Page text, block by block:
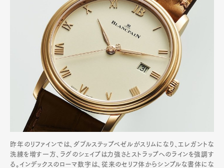
昨年のリファインでは、ダブルステップベゼルがスリムになり、エレガントな
洗練を増す一方、ラグのシェイプは力強さとストラップへのラインを強調す
る。インデックスのローマ数字は、従来のセリフ体からシンプルな書体にな